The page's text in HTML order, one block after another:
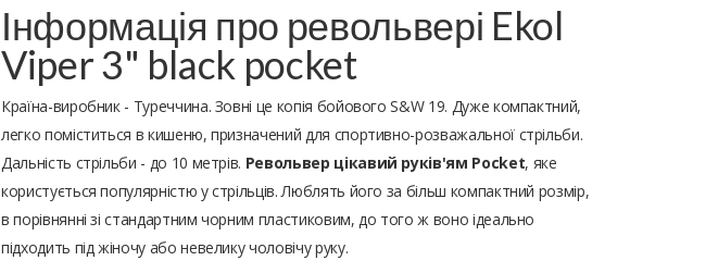
Інформація про револьвері Ekol
Viper 3" black pocket
Країна-виробник - Туреччина. Зовні це копія бойового S&W 19. Дуже компактний,
легко поміститься в кишеню, призначений для спортивно-розважальної стрільби.
Дальність стрільби - до 10 метрів. Револьвер цікавий руків'ям Pocket, яке
користується популярністю у стрільців. Люблять його за більш компактний розмір,
в порівнянні зі стандартним чорним пластиковим, до того ж воно ідеально
підходить під жіночу або невелику чоловічу руку.